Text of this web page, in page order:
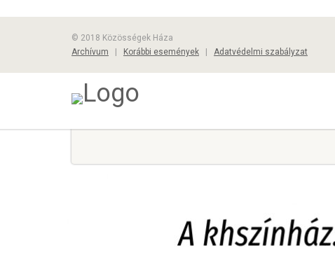
© 2018 Közösségek Háza
Archívum
Korábbi események Adatvédelmi szabályzat